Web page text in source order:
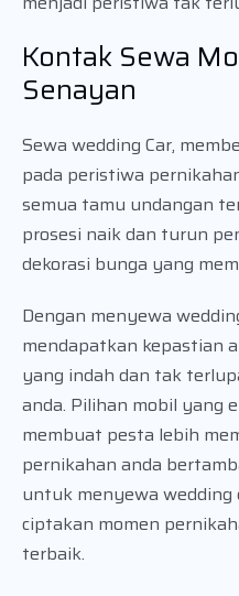
Kontak Sewa
Senayan
Sewa wedding Car,
pada peristiwa
semua tamu undangan
prosesi naik dan turun
dekorasi bunga yang
Dengan menyewa
mendapatkan kepastian
yang indah dan tak
anda. Pilihan mobil yang
membuat pesta lebih
pernikahan anda
untuk menyewa wedding
ciptakan momen
terbaik.